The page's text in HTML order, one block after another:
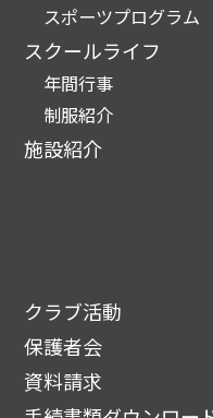
スポーツプログラム
スクールライフ
年間行事
制服紹介
施設紹介
クラブ活動
保護者会
資料請求